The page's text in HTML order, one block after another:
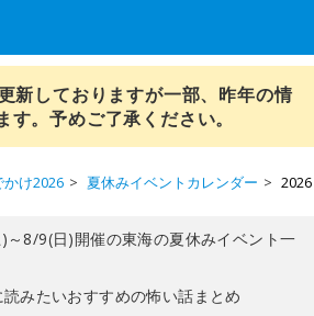
新しておりますが一部、昨年の情
す。予めご了承ください。
け2026 夏休みイベントカレンダー
～8/9(日)開催の東海の夏休みイベント一
読みたいおすすめの怖い話まとめ